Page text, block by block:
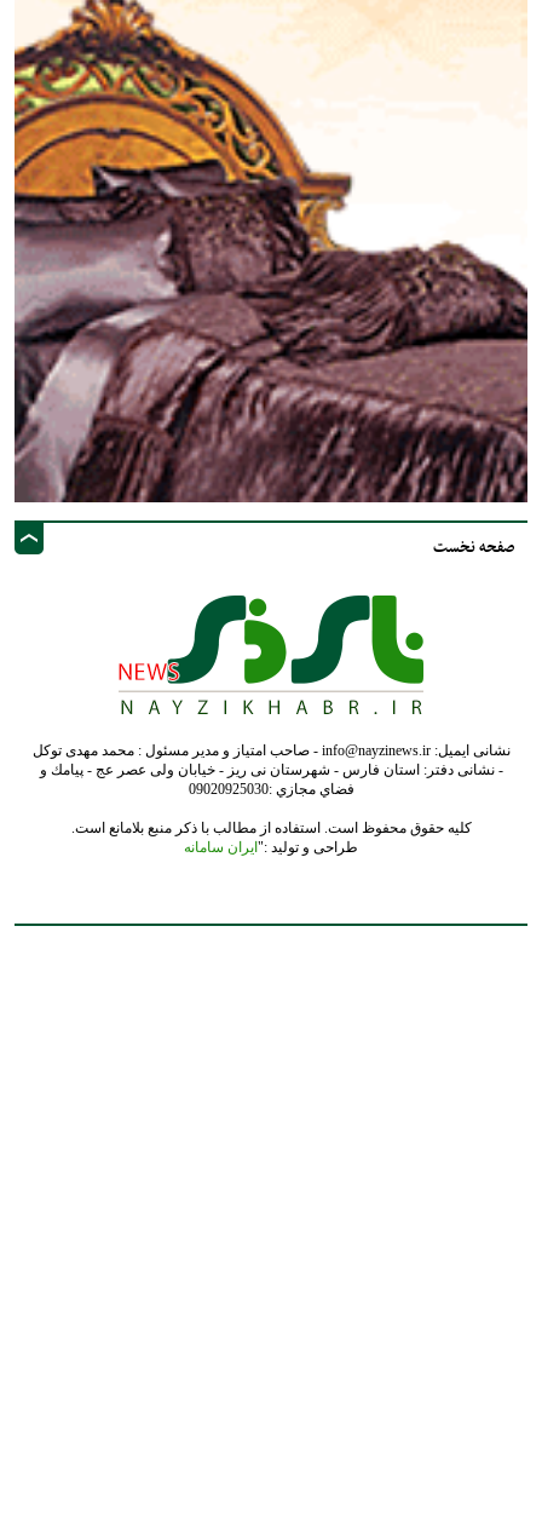
صفحه نخست
نشانی ایمیل: info@nayzinews.ir - صاحب امتیاز و مدیر مسئول : محمد مهدی توکل
- نشانی دفتر: استان فارس - شهرستان نی ریز - خیابان ولی عصر عج - پيامك و
فضاي مجازي :09020925030
کلیه حقوق محفوظ است. استفاده از مطالب با ذکر منبع بلامانع است.
طراحی و تولید :"ایران سامانه